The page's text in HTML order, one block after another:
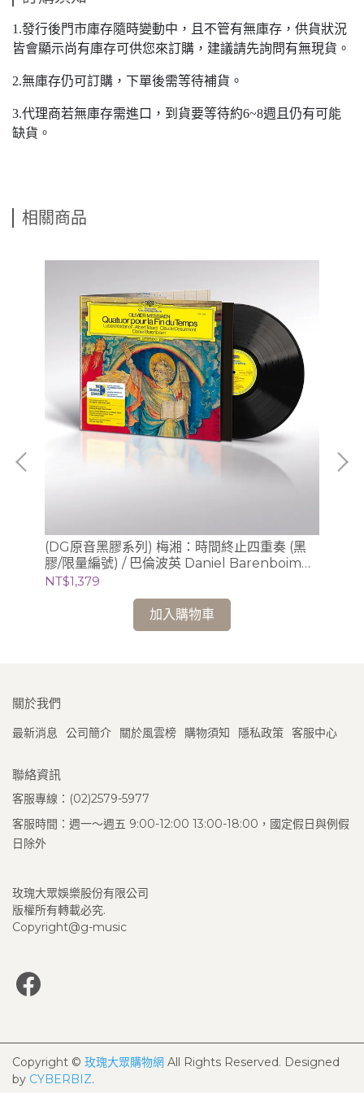
1.發行後門市庫存隨時變動中，且不管有無庫存，供貨狀況
皆會顯示尚有庫存可供您來訂購，建議請先詢問有無現貨。
2.無庫存仍可訂購，下單後需等待補貨。
3.代理商若無庫存需進口，到貨要等待約6~8週且仍有可能
缺貨。
相關商品
(DG原音黑膠系列) 梅湘：時間終止四重奏 (黑
膠/限量編號) / 巴倫波英 Daniel Barenboim
(鋼琴)
NT$1,379
加入購物車
關於我們
最新消息 公司簡介 關於風雲榜 購物須知 隱私政策 客服中心
聯絡資訊
客服專線：(02)2579-5977
客服時間：週一～週五 9:00-12:00 13:00-18:00，國定假日與例假
日除外
玫瑰大眾娛樂股份有限公司
版權所有轉載必究.
Copyright@g-music
Copyright © 玫瑰大眾購物網 All Rights Reserved. Designed
by CYBERBIZ.